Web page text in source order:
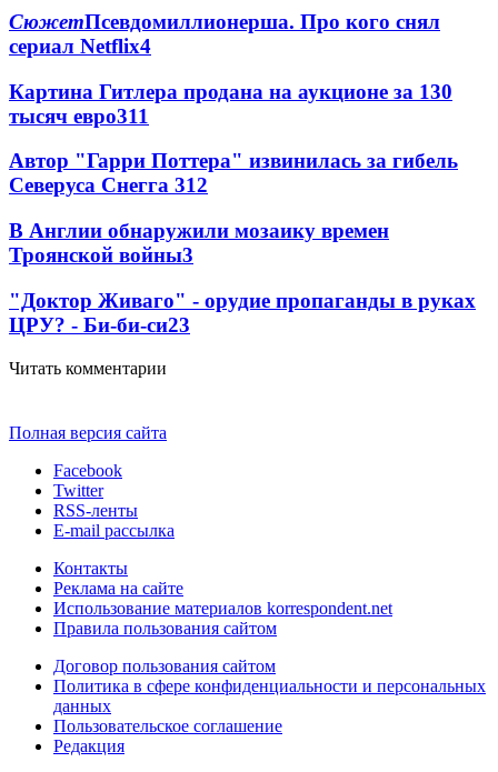
СюжетПсевдомиллионерша. Про кого снял
сериал Netflix4
Картина Гитлера продана на аукционе за 130
тысяч евро311
Автор "Гарри Поттера" извинилась за гибель
Северуса Снегга 312
В Англии обнаружили мозаику времен
Троянской войны3
"Доктор Живаго" - орудие пропаганды в руках
ЦРУ? - Би-би-си23
Читать комментарии
Полная версия сайта
Facebook
Twitter
RSS-ленты
E-mail рассылка
Контакты
Реклама на сайте
Использование материалов korrespondent.net
Правила пользования сайтом
Договор пользования сайтом
Политика в сфере конфиденциальности и персональных
данных
Пользовательское соглашение
Редакция